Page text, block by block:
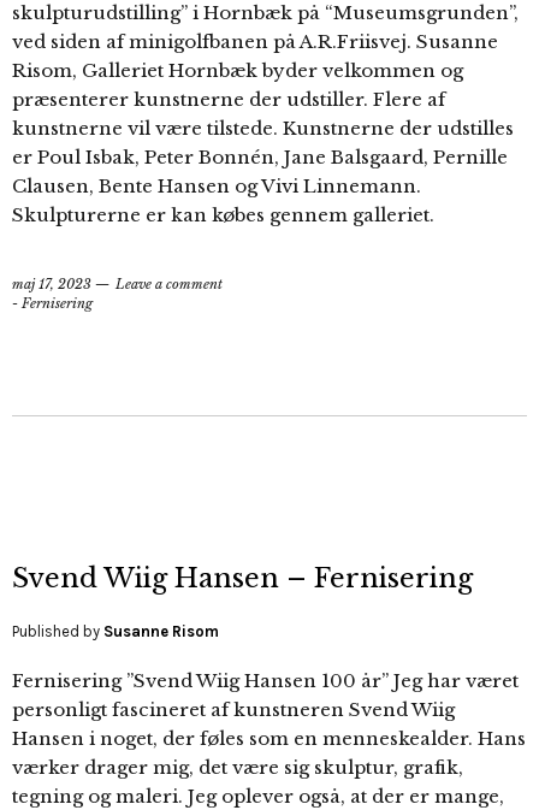
skulpturudstilling” i Hornbæk på “Museumsgrunden”,
ved siden af minigolfbanen på A.R.Friisvej. Susanne
Risom, Galleriet Hornbæk byder velkommen og
præsenterer kunstnerne der udstiller. Flere af
kunstnerne vil være tilstede. Kunstnerne der udstilles
er Poul Isbak, Peter Bonnén, Jane Balsgaard, Pernille
Clausen, Bente Hansen og Vivi Linnemann.
Skulpturerne er kan købes gennem galleriet.
maj 17, 2023
Leave a comment
- Fernisering
Svend Wiig Hansen – Fernisering
Published by Susanne Risom
Fernisering ”Svend Wiig Hansen 100 år” Jeg har været
personligt fascineret af kunstneren Svend Wiig
Hansen i noget, der føles som en menneskealder. Hans
værker drager mig, det være sig skulptur, grafik,
tegning og maleri. Jeg oplever også, at der er mange,